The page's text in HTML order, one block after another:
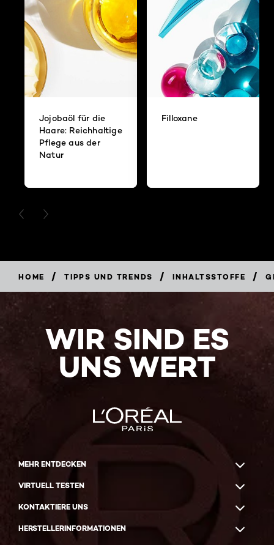
Jojobaöl für die
Haare: Reichhaltige
Pflege aus der
Natur
Filloxane
PREVIOUS CARD
NEXT CARD
HOME / TIPPS UND TRENDS / INHALTSSTOFFE /
WIR SIND ES
UNS WERT
MEHR ENTDECKEN
VIRTUELL TESTEN
KONTAKTIERE UNS
HERSTELLERINFORMATIONEN